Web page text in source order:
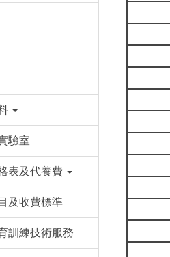
驗室
表及代養費
及收費標準
訓練技術服務